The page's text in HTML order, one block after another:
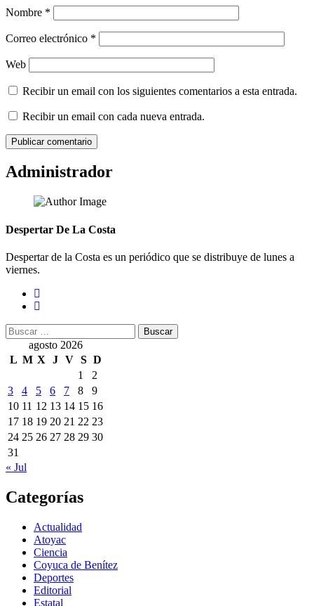
Nombre *
Correo electrónico *
Web
Recibir un email con los siguientes comentarios a esta entrada.
Recibir un email con cada nueva entrada.
Administrador
Despertar De La Costa
Despertar de la Costa es un periódico que se distribuye de lunes a
viernes.
Buscar:
agosto 2026
L M X J V S D
1
2
3
4 5 6 7 8
9
10 11 12 13 14 15 16
17 18 19 20 21 22 23
24 25 26 27 28 29 30
31
« Jul
Categorías
Actualidad
Atoyac
Ciencia
Coyuca de Benítez
Deportes
Editorial
Estatal